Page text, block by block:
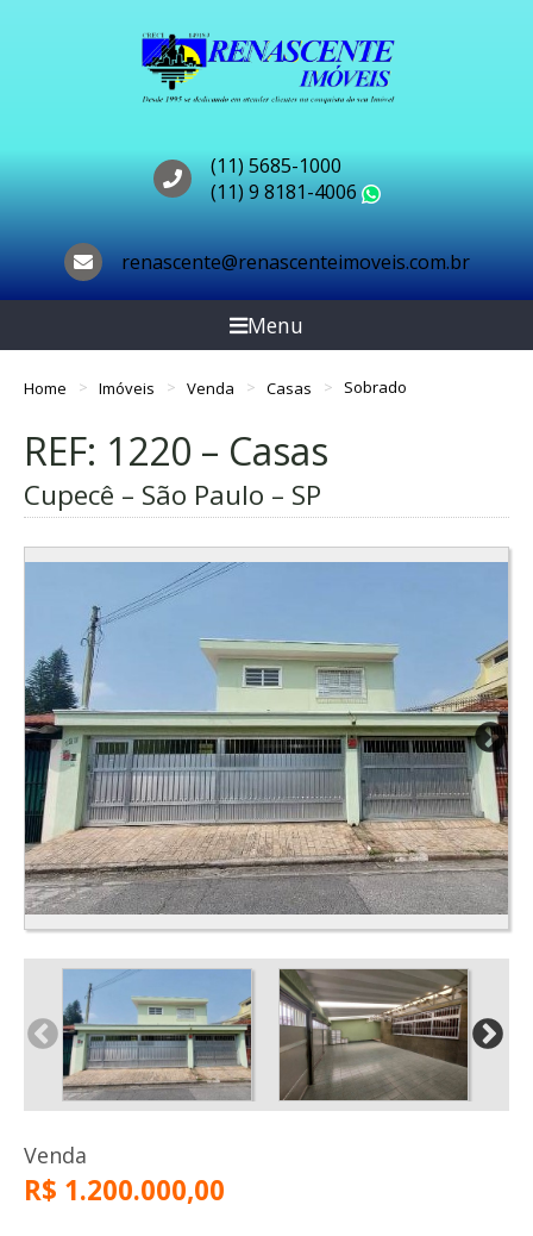
(11) 5685-1000
(11) 9 8181-4006
renascente@renascenteimoveis.com.br
Menu
Home Imóveis Venda Casas Sobrado
REF: 1220 – Casas
Cupecê – São Paulo – SP
Venda
R$ 1.200.000,00